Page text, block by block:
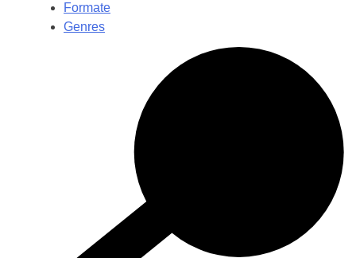
Formate
Genres